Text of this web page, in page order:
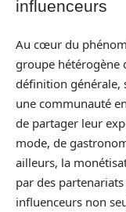
influenceurs
Au cœur du
groupe hétérogène
définition générale,
une communauté
de partager leur
mode, de
ailleurs, la
par des
influenceurs non